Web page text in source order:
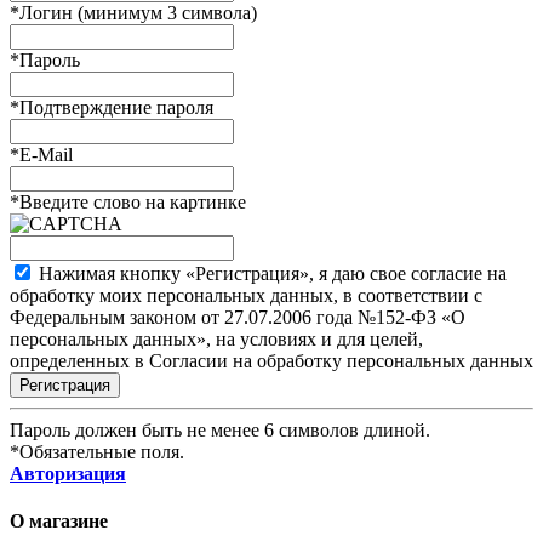
*Логин (минимум 3 символа)
*Пароль
*Подтверждение пароля
*E-Mail
*Введите слово на картинке
Нажимая кнопку «Регистрация», я даю свое согласие на
обработку моих персональных данных, в соответствии с
Федеральным законом от 27.07.2006 года №152-ФЗ «О
персональных данных», на условиях и для целей,
определенных в Согласии на обработку персональных данных
Пароль должен быть не менее 6 символов длиной.
*Обязательные поля.
Авторизация
О магазине